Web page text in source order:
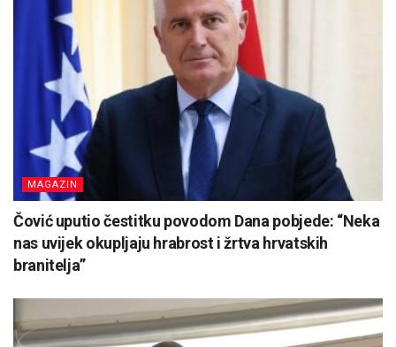
MAGAZIN
Čović uputio čestitku povodom Dana pobjede: “Neka
nas uvijek okupljaju hrabrost i žrtva hrvatskih
branitelja”